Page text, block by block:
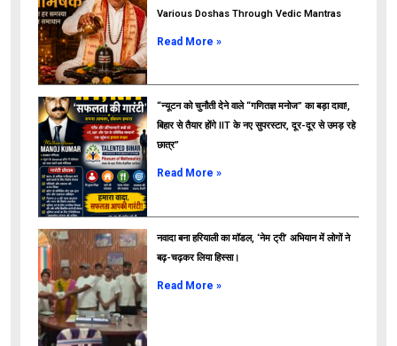
ads
Various Doshas Through Vedic Mantras
Read More »
“न्यूटन को चुनौती देने वाले “गणितज्ञ मनोज” का बड़ा दावा!,
बिहार से तैयार होंगे IIT के नए सुपरस्टार, दूर-दूर से उमड़ रहे
छात्र”
Read More »
नवादा बना हरियाली का मॉडल, ‘नेम ट्री’ अभियान में लोगों ने
बढ़-चढ़कर लिया हिस्सा।
Read More »